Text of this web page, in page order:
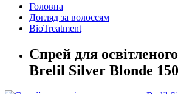
Головна
Догляд за волоссям
BioTreatment
Спрей для
Brelil Silver Blonde